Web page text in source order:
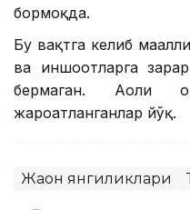
бормоқда.
Бу вақтга келиб
ва иншоотларга
бермаган. Аҳоли
жароҳатланганлар йўқ.
Жаҳон янгиликлари